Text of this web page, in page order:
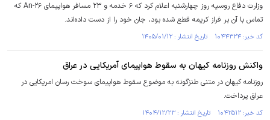
وزارت دفاع روسیه روز چهارشنبه اعلام کرد که ۶ خدمه و ۲۳ مسافر هواپیمای An-۲۶ که
تماس با آن بر فراز کریمه قطع شده بود، جان خود را از دست داده‌اند.
کد خبر: ۱۰۴۴۳۲۴ تاریخ انتشار : ۱۴۰۵/۰۱/۱۲
واکنش روزنامه کیهان به سقوط هواپیمای آمریکایی در عراق
روزنامه کیهان در متنی طنزگونه به موضوع سقوط هواپیمای سوخت رسان امریکایی در
عراق پرداخت.
کد خبر: ۱۰۴۲۵۱۲ تاریخ انتشار : ۱۴۰۴/۱۲/۲۳